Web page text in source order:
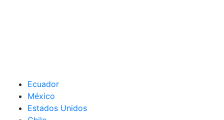
Ecuador
México
Estados Unidos